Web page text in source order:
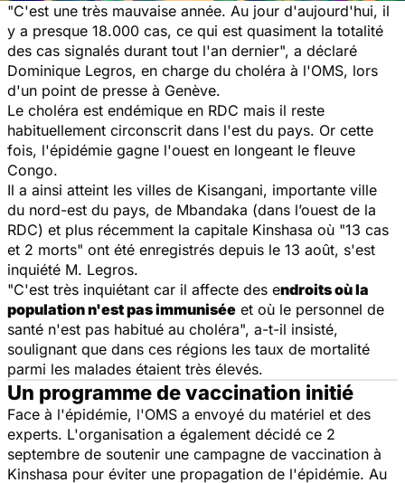
"C'est une très mauvaise année. Au jour d'aujourd'hui, il
y a presque 18.000 cas, ce qui est quasiment la totalité
des cas signalés durant tout l'an dernier", a déclaré
Dominique Legros, en charge du choléra à l'OMS, lors
d'un point de presse à Genève.
Le choléra est endémique en RDC mais il reste
habituellement circonscrit dans l'est du pays. Or cette
fois, l'épidémie gagne l'ouest en longeant le fleuve
Congo.
Il a ainsi atteint les villes de Kisangani, importante ville
du nord-est du pays, de Mbandaka (dans l’ouest de la
RDC) et plus récemment la capitale Kinshasa où "13 cas
et 2 morts" ont été enregistrés depuis le 13 août, s'est
inquiété M. Legros.
"C'est très inquiétant car il affecte des endroits où la
population n'est pas immunisée et où le personnel de
santé n'est pas habitué au choléra", a-t-il insisté,
soulignant que dans ces régions les taux de mortalité
parmi les malades étaient très élevés.
Un programme de vaccination initié
Face à l'épidémie, l'OMS a envoyé du matériel et des
experts. L'organisation a également décidé ce 2
septembre de soutenir une campagne de vaccination à
Kinshasa pour éviter une propagation de l'épidémie. Au